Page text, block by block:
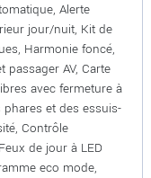
Alerte
jour/nuit, Kit de
Harmonie foncé,
passager AV, Carte
avec fermeture à
et des essuis-
Contrôle
de jour à LED
eco mode,